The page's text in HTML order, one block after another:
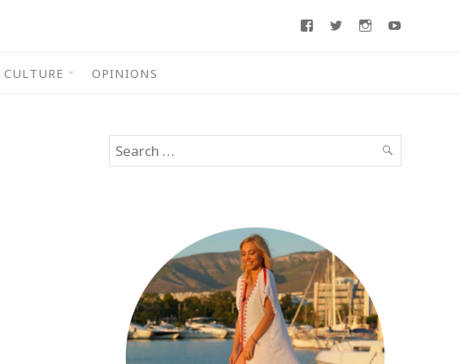
FacebookTwitterInstagram
CULTURE OPINIONS
Search
for:
SEARCH